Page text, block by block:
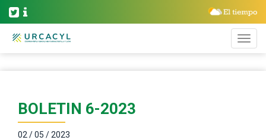
BOLETIN 6-2023
02 / 05 / 2023